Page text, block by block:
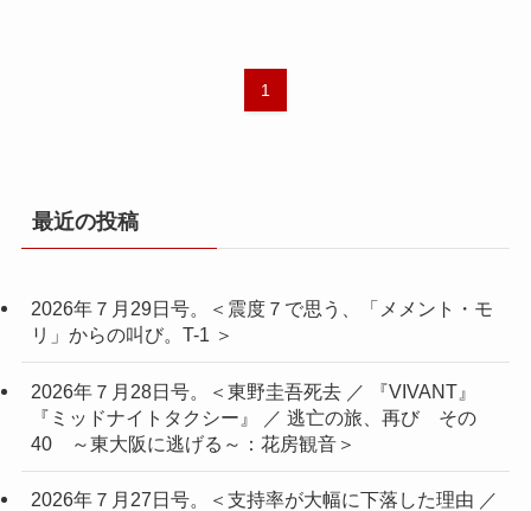
1
最近の投稿
2026年７月29日号。＜震度７で思う、「メメント・モ
リ」からの叫び。T-1 ＞
2026年７月28日号。＜東野圭吾死去 ／ 『VIVANT』
『ミッドナイトタクシー』 ／ 逃亡の旅、再び その
40 ～東大阪に逃げる～：花房観音＞
2026年７月27日号。＜支持率が大幅に下落した理由 ／